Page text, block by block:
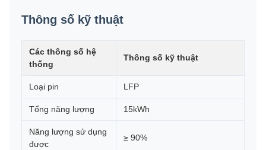
Thông số kỹ thuật
Các thông số hệ
thống
Thông số kỹ thuật
Loại pin LFP
Tổng năng lượng 15kWh
Năng lượng sử dụng
được
≥ 90%